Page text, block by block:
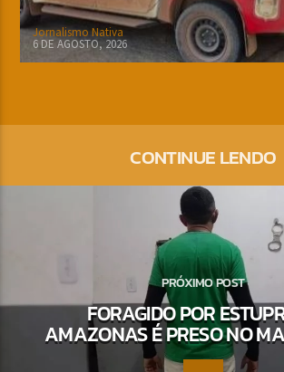
Jornalismo Nativa
6 DE AGOSTO, 2026
CONTINUE LENDO
PRÓXIMO POST
FORAGIDO POR
AMAZONAS É PRESO NO